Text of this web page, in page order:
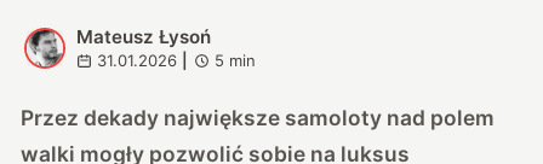
M
Mateusz Łysoń
31.01.2026 5 min
Przez dekady największe samoloty nad polem
walki mogły pozwolić sobie na luksus